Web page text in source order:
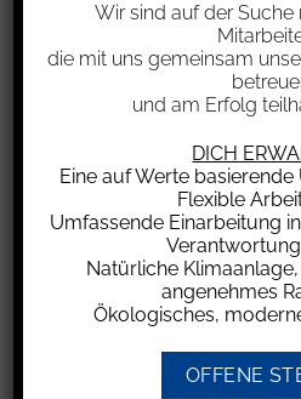
In Hessen stritten zwei
über eine Bambushecke, die
Aufschüttung entlang der
Grundstücksgrenze
Hecke erreichte eine Höhe
Nachbar forderte den
zurückzuschneiden und
Höhe hinauswachsen zu
argumentierte, dass die
Höhe nicht mehr als solche
Wir sind auf der
die mit uns gemeinsam
und am Erfolg
DICH
Eine auf Werte
Flexible
Umfassende Einarbeitung
Natürliche
angenehmes
Ökologisches,
OFFENE